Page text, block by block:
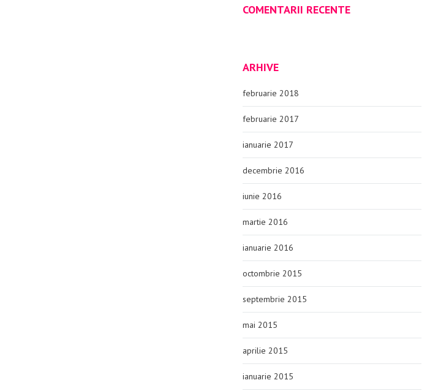
COMENTARII RECENTE
ARHIVE
februarie 2018
februarie 2017
ianuarie 2017
decembrie 2016
iunie 2016
martie 2016
ianuarie 2016
octombrie 2015
septembrie 2015
mai 2015
aprilie 2015
ianuarie 2015